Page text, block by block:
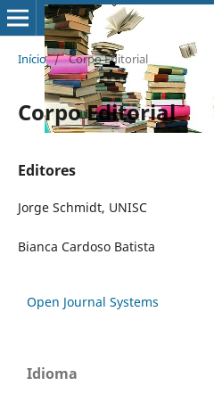
Início / Corpo Editorial
Corpo Editorial
Editores
Jorge Schmidt, UNISC
Bianca Cardoso Batista
Open Journal Systems
Idioma